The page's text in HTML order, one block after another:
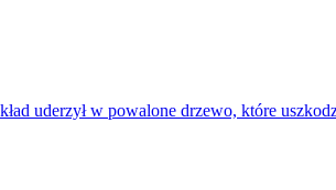
uderzył w powalone drzewo, które